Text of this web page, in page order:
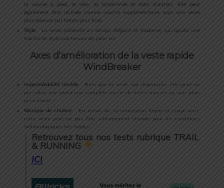
la course à pied, le vélo, la randonnée et bien d’autres. Elle peut
également être utilisée comme couche supplémentaire sous une veste
plus épaisse par temps plus froid.
Style : La veste présente un design élégant et moderne, qui ajoute une
touche de style aux tenues de plein air.
Axes d’amélioration de la veste rapide
WindBreaker
Imperméabilité limitée : Bien que la veste soit déperlante, elle peut ne
pas offrir une protection complète contre de fortes averses ou une pluie
persistante.
Manque de chaleur : En raison de sa conception légère et coupe-vent,
cette veste peut ne pas être suffisamment chaude pour les conditions
météorologiques très froides.
Retrouvez tous nos tests rubrique TRAIL
& RUNNING
ICI